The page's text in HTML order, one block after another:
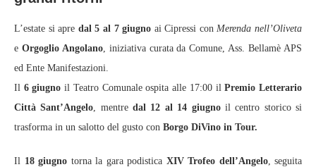
L’estate si apre dal 5 al 7 giugno ai Cipressi con Merenda nell’Oliveta
e Orgoglio Angolano, iniziativa curata da Comune, Ass. Bellamè APS
ed Ente Manifestazioni.
Il 6 giugno il Teatro Comunale ospita alle 17:00 ilPremio Letterario
Città Sant’Angelo , mentredal 12 al 14 giugnoil centro storico si
trasforma in un salotto del gusto con Borgo DiVino in Tour.
Il 18 giugno torna la gara podistica XIV Trofeo dell’Angelo, seguita